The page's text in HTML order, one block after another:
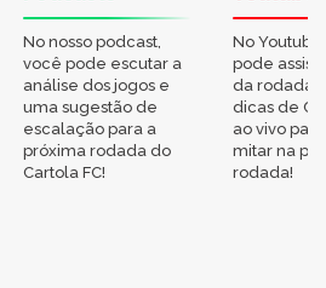
No nosso podcast,
você pode escutar a
análise dos jogos e
uma sugestão de
escalação para a
próxima rodada do
Cartola FC!
No
pode
da rodada,
dicas de
ao vivo
mitar na
rodada!